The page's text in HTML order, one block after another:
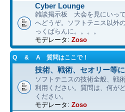
Cyber Lounge
雑談掲示板 大会を見にいっ
へどうぞ。ソフトテニス以外
っくばらんに。。。。
モデレータ: Zoso
Q & A 質問はここで！
技術、戦術、セオリー等
ソフトテニスの技術全般、戦
利用ください。質問は、何が
ください。
モデレータ: Zoso